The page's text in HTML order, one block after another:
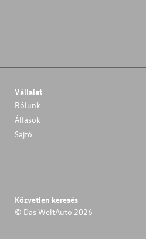
Vállalat
Rólunk
Állások
Sajtó
Közvetlen keresés
© Das WeltAuto 2026